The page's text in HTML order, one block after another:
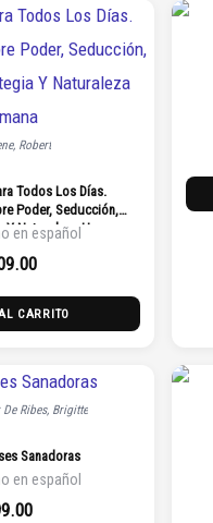
Robert
Todos Los Días.
Poder, Seducción,
Naturaleza Humana
en español
CARRITO
Ribes, Brigitte
Sanadoras
en español